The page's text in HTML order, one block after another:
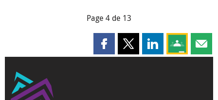
Page 4 de 13
Partager cette page sur
Partager cette page sur X
Partager cette
Partagez